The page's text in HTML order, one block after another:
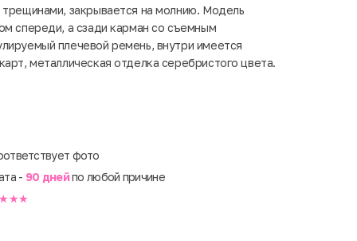
закрывается на молнию. Модель
спереди, а сзади карман со съемным
плечевой ремень, внутри имеется
металлическая отделка серебристого цвета.
фото
- 90 днейпо любой причине